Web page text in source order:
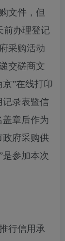
文件，但
前办理登记
采购活动
交磋商文
”在线打印
记录表暨信
盖章后作为
政府采购供
参加本次
行信用承